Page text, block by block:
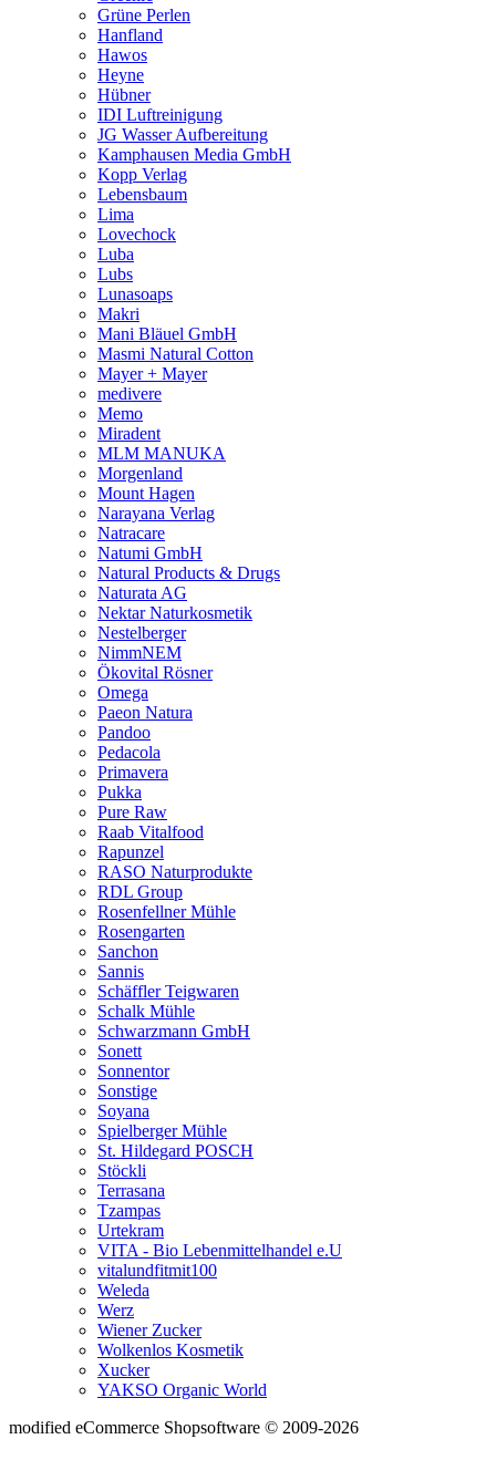
Grüne Perlen
Hanfland
Hawos
Heyne
Hübner
IDI Luftreinigung
JG Wasser Aufbereitung
Kamphausen Media GmbH
Kopp Verlag
Lebensbaum
Lima
Lovechock
Luba
Lubs
Lunasoaps
Makri
Mani Bläuel GmbH
Masmi Natural Cotton
Mayer + Mayer
medivere
Memo
Miradent
MLM MANUKA
Morgenland
Mount Hagen
Narayana Verlag
Natracare
Natumi GmbH
Natural Products & Drugs
Naturata AG
Nektar Naturkosmetik
Nestelberger
NimmNEM
Ökovital Rösner
Omega
Paeon Natura
Pandoo
Pedacola
Primavera
Pukka
Pure Raw
Raab Vitalfood
Rapunzel
RASO Naturprodukte
RDL Group
Rosenfellner Mühle
Rosengarten
Sanchon
Sannis
Schäffler Teigwaren
Schalk Mühle
Schwarzmann GmbH
Sonett
Sonnentor
Sonstige
Soyana
Spielberger Mühle
St. Hildegard POSCH
Stöckli
Terrasana
Tzampas
Urtekram
VITA - Bio Lebenmittelhandel e.U
vitalundfitmit100
Weleda
Werz
Wiener Zucker
Wolkenlos Kosmetik
Xucker
YAKSO Organic World
modified eCommerce Shopsoftware © 2009-2026